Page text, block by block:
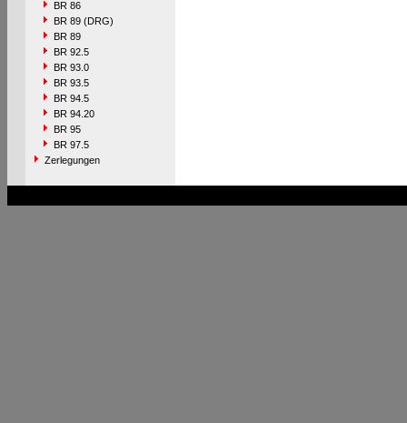
BR 86
BR 89 (DRG)
BR 89
BR 92.5
BR 93.0
BR 93.5
BR 94.5
BR 94.20
BR 95
BR 97.5
Zerlegungen